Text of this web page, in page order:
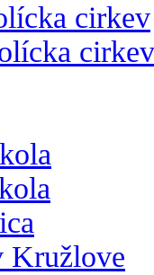
cirkev
cirkev
Kružlove